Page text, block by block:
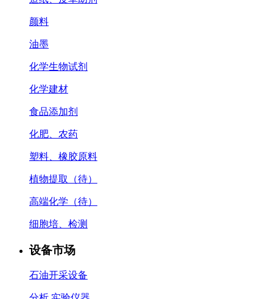
颜料
油墨
化学生物试剂
化学建材
食品添加剂
化肥、农药
塑料、橡胶原料
植物提取（待）
高端化学（待）
细胞培、检测
设备市场
石油开采设备